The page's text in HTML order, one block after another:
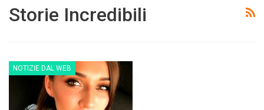
Storie Incredibili
NOTIZIE DAL WEB